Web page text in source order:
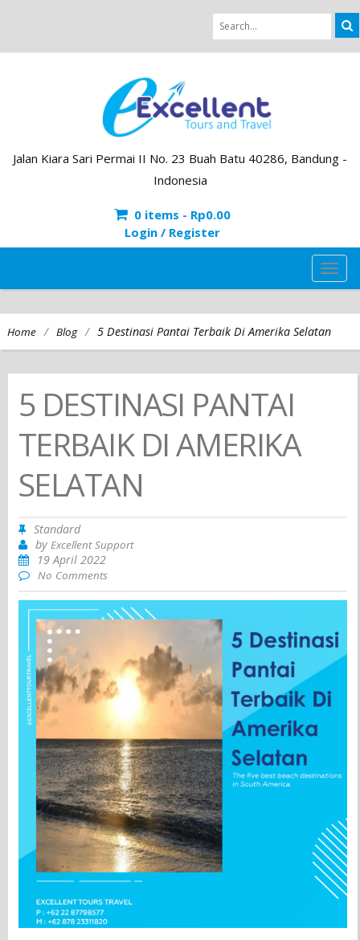
Jalan Kiara Sari Permai II No. 23 Buah Batu 40286, Bandung -
Indonesia
0 items - Rp0.00
Login / Register
Home / Blog / 5 Destinasi Pantai Terbaik Di Amerika Selatan
5 DESTINASI PANTAI
TERBAIK DI AMERIKA
SELATAN
Standard
byExcellent Support
19 April 2022
No Comments